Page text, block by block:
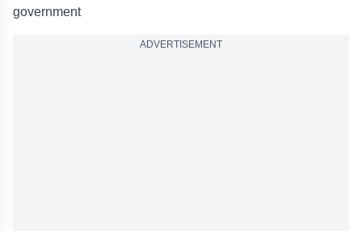
government
ADVERTISEMENT